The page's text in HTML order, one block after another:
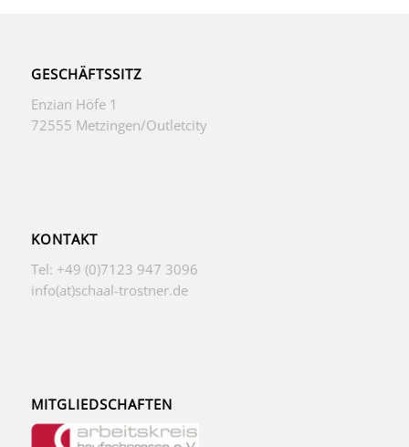
GESCHÄFTSSITZ
Enzian Höfe 1
72555 Metzingen/Outletcity
KONTAKT
Tel: +49 (0)7123 947 3096
info(at)schaal-trostner.de
MITGLIEDSCHAFTEN